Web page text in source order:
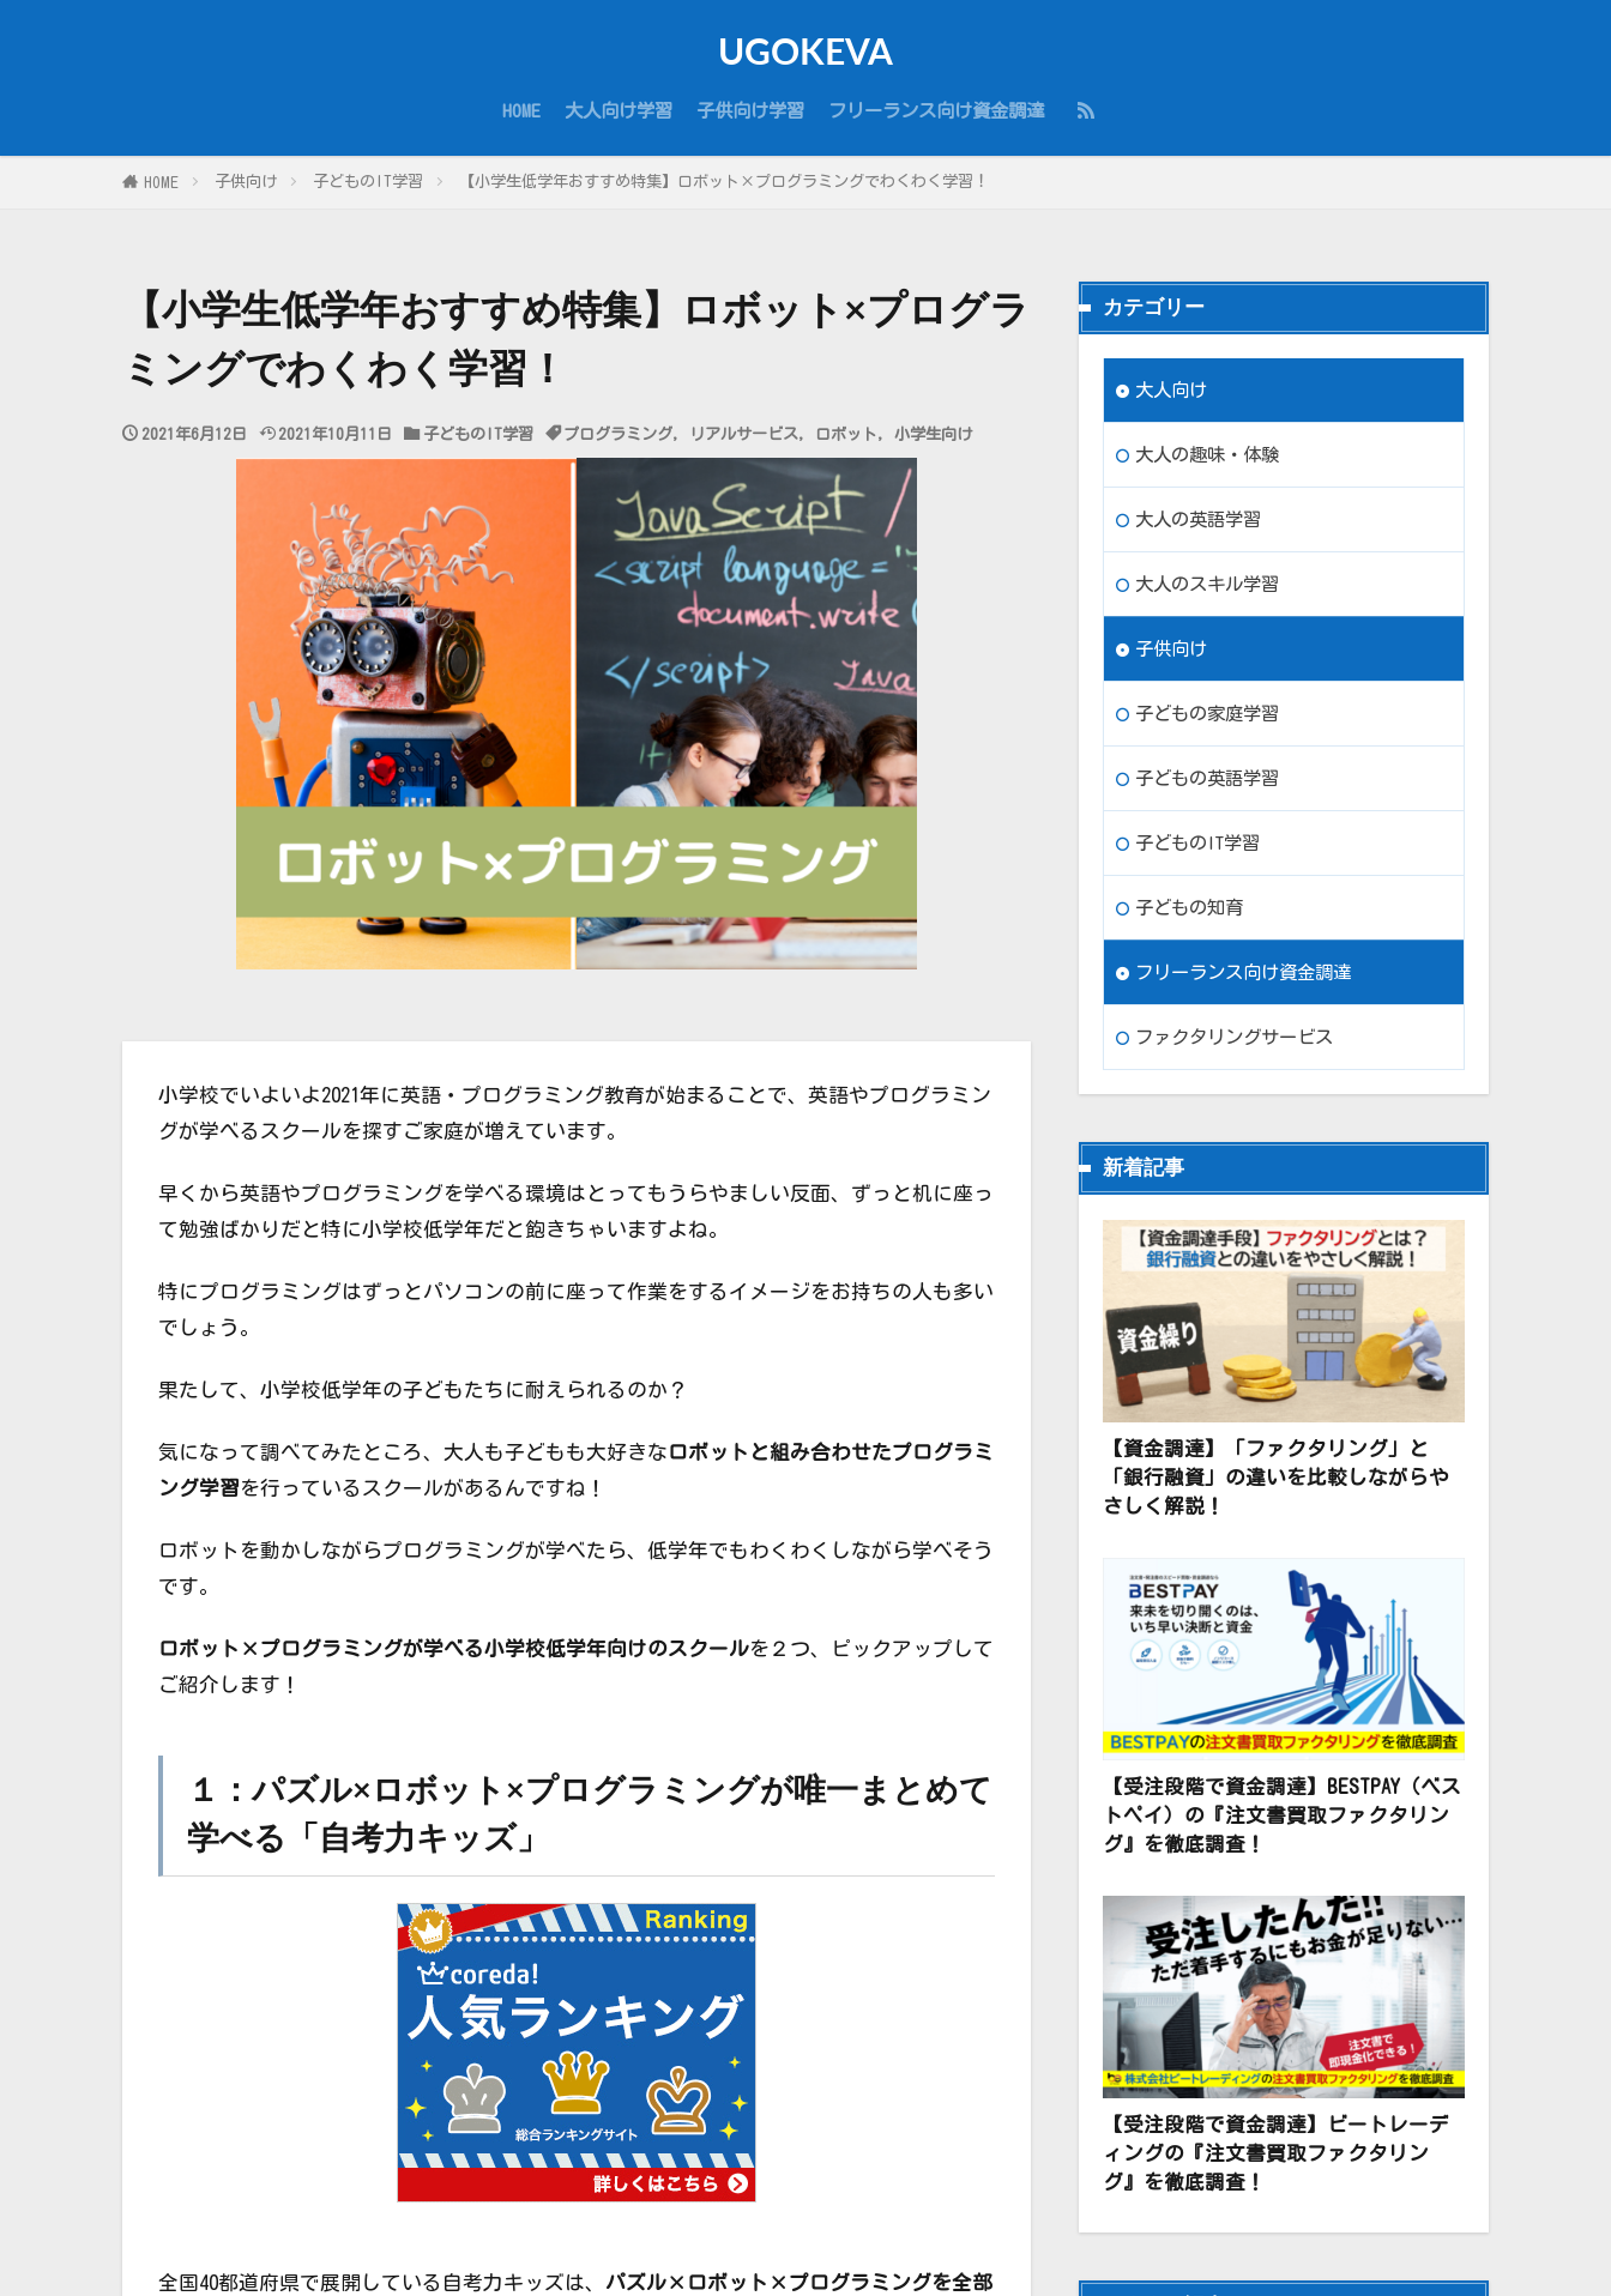
UGOKEVA
HOME 大人向け学習 子供向け学習 フリーランス向け資金調達
HOME 子供向け 子どものIT学習 【小学生低学年おすすめ特集】ロボット×プログラミングでわくわく学習！
【小学生低学年おすすめ特集】ロボット×プログラ
ミングでわくわく学習！
2021年6月12日 2021年10月11日 子どものIT学習 プログラミング, リアルサービス, ロボット, 小学生向け
小学校でいよいよ2021年に英語・プログラミング教育が始まることで、英語やプログラミン
グが学べるスクールを探すご家庭が増えています。
早くから英語やプログラミングを学べる環境はとってもうらやましい反面、ずっと机に座っ
て勉強ばかりだと特に小学校低学年だと飽きちゃいますよね。
特にプログラミングはずっとパソコンの前に座って作業をするイメージをお持ちの人も多い
でしょう。
果たして、小学校低学年の子どもたちに耐えられるのか？
気になって調べてみたところ、大人も子どもも大好きなロボットと組み合わせたプログラミ
ング学習を行っているスクールがあるんですね！
ロボットを動かしながらプログラミングが学べたら、低学年でもわくわくしながら学べそう
です。
ロボット×プログラミングが学べる小学校低学年向けのスクールを２つ、ピックアップして
ご紹介します！
１：パズル×ロボット×プログラミングが唯一まとめて
学べる「自考力キッズ」
全国40都道府県で展開している自考力キッズは、 パズル×ロボット×プログラミングを全部
カテゴリー
大人向け
大人の趣味・体験
大人の英語学習
大人のスキル学習
子供向け
子どもの家庭学習
子どもの英語学習
子どものIT学習
子どもの知育
フリーランス向け資金調達
ファクタリングサービス
新着記事
【資金調達】「ファクタリング」と
「銀行融資」の違いを比較しながらや
さしく解説！
【受注段階で資金調達】BESTPAY（ベス
トペイ）の『注文書買取ファクタリン
グ』を徹底調査！
【受注段階で資金調達】ビートレーデ
ィングの『注文書買取ファクタリン
グ』を徹底調査！